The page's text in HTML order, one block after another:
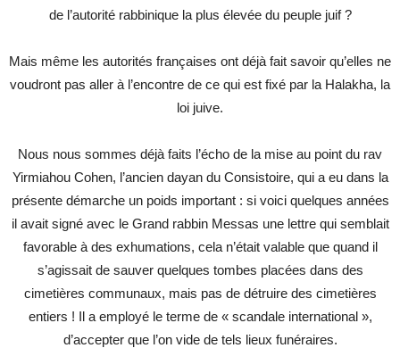
de l’autorité rabbinique la plus élevée du peuple juif ?
Mais même les autorités françaises ont déjà fait savoir qu’elles ne
voudront pas aller à l’encontre de ce qui est fixé par la Halakha, la
loi juive.
Nous nous sommes déjà faits l’écho de la mise au point du rav
Yirmiahou Cohen, l’ancien dayan du Consistoire, qui a eu dans la
présente démarche un poids important : si voici quelques années
il avait signé avec le Grand rabbin Messas une lettre qui semblait
favorable à des exhumations, cela n’était valable que quand il
s’agissait de sauver quelques tombes placées dans des
cimetières communaux, mais pas de détruire des cimetières
entiers ! Il a employé le terme de « scandale international »,
d’accepter que l’on vide de tels lieux funéraires.